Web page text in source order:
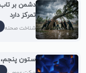
دشمن بر
تمرکز دارد
شناخت صحنه
ستون پنجم،